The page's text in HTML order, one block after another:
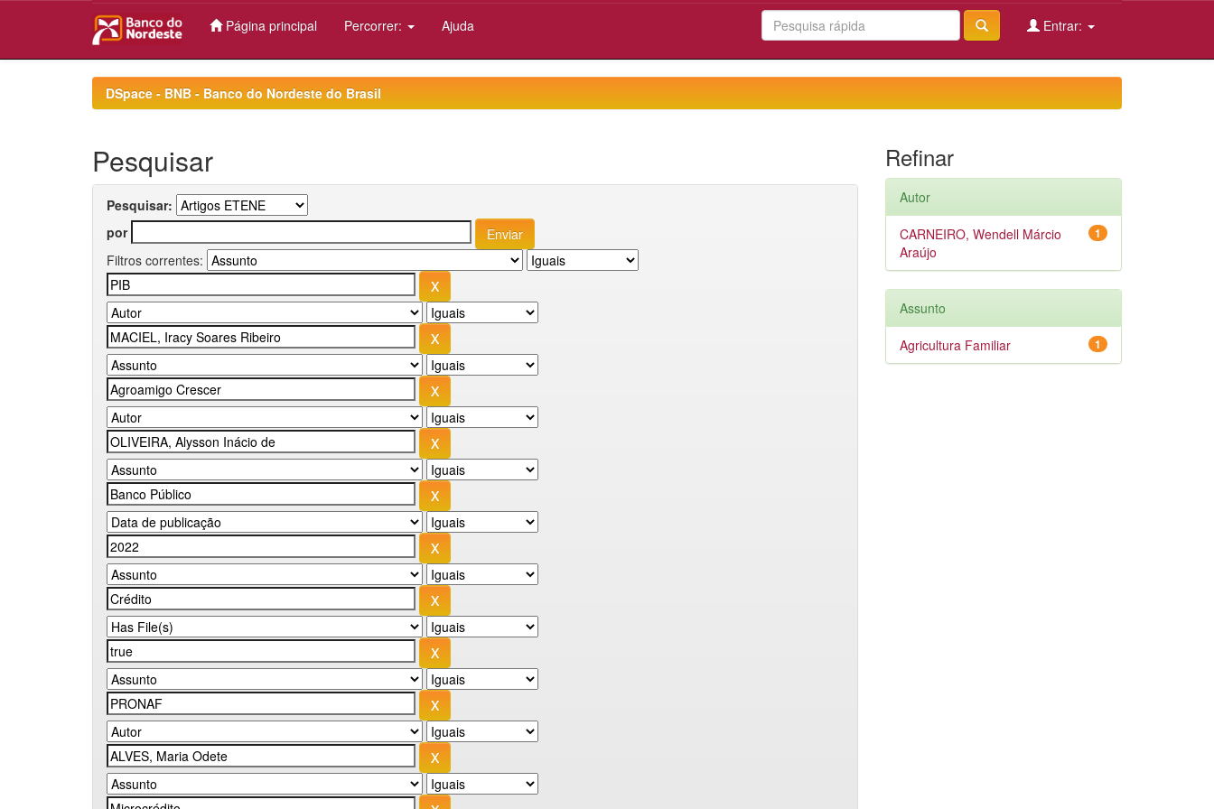
Página principal Percorrer: Ajuda Entrar:
DSpace - BNB - Banco do Nordeste do Brasil
Pesquisar
Pesquisar:
por
Filtros correntes:
Refinar
Autor
1
CARNEIRO, Wendell Márcio
Araújo
Assunto
1
Agricultura Familiar